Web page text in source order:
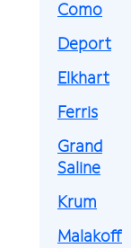
Como
Deport
Elkhart
Ferris
Grand
Saline
Krum
Malakoff